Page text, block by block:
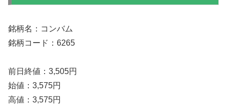
銘柄名：コンバム
銘柄コード：6265
前日終値：3,505円
始値：3,575円
高値：3,575円